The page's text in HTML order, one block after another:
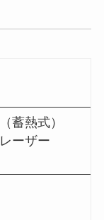
蓄熱式）
ーザー